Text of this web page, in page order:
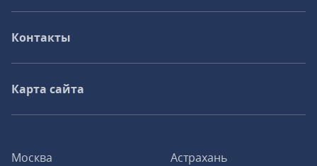
Москва
Астрахань
Контакты
Карта сайта